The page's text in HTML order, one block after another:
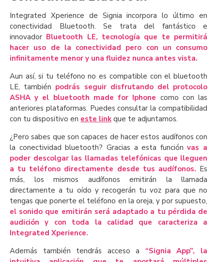
Integrated Xperience de Signia incorpora lo último en
conectividad Bluetooth. Se trata del fantástico e
innovador Bluetooth LE, tecnología que te permitirá
hacer uso de la conectividad pero con un consumo
infinitamente menor y una fluidez nunca antes vista.
Aun así, si tu teléfono no es compatible con el bluetooth
LE, también podrás seguir disfrutando del protocolo
ASHA y el bluetooth made for Iphone como con las
anteriores plataformas. Puedes consultar la compatibilidad
con tu dispositivo en este link que te adjuntamos.
¿Pero sabes que son capaces de hacer estos audífonos con
la conectividad bluetooth? Gracias a esta funciónvas a
poder descolgar las llamadas telefónicas que lleguen
a tu teléfono directamente desde tus audífonos. Es
más, los mismos audífonos emitirán la llamada
directamente a tu oído y recogerán tu voz para que no
tengas que ponerte el teléfono en la oreja, y por supuesto,
el sonido que emitirán será adaptado a tu pérdida de
audición y con toda la calidad que caracteriza a
Integrated Xperience.
Además también tendrás acceso a “Signia App”, la